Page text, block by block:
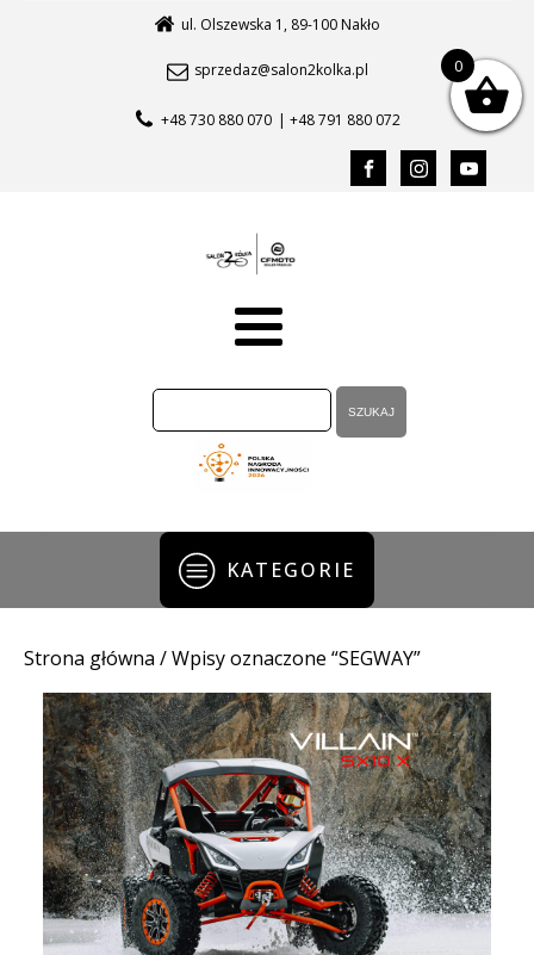
ul. Olszewska 1, 89-100 Nakło
sprzedaz@salon2kolka.pl
+48 730 880 070 | +48 791 880 072
KATEGORIE
Strona główna / Wpisy oznaczone “SEGWAY”
0